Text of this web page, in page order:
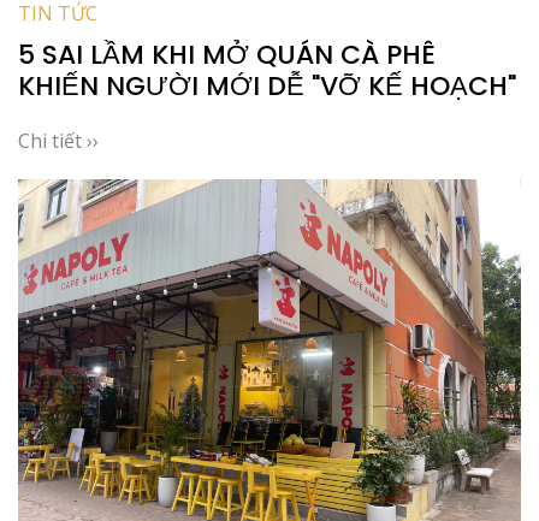
TIN TỨC
5 SAI LẦM KHI MỞ QUÁN CÀ PHÊ
KHIẾN NGƯỜI MỚI DỄ "VỠ KẾ HOẠCH"
Chi tiết ››